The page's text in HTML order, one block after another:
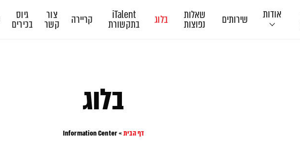
אודות שירותים שאלות
נפוצות בלוג iTalent
בתקשורת קריירה צור
קשר
גיוס
בכירים
בלוג
דף הבית»
Information Center